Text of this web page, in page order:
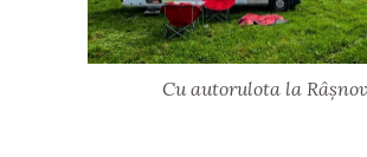
Cu autorulota la Râșnov